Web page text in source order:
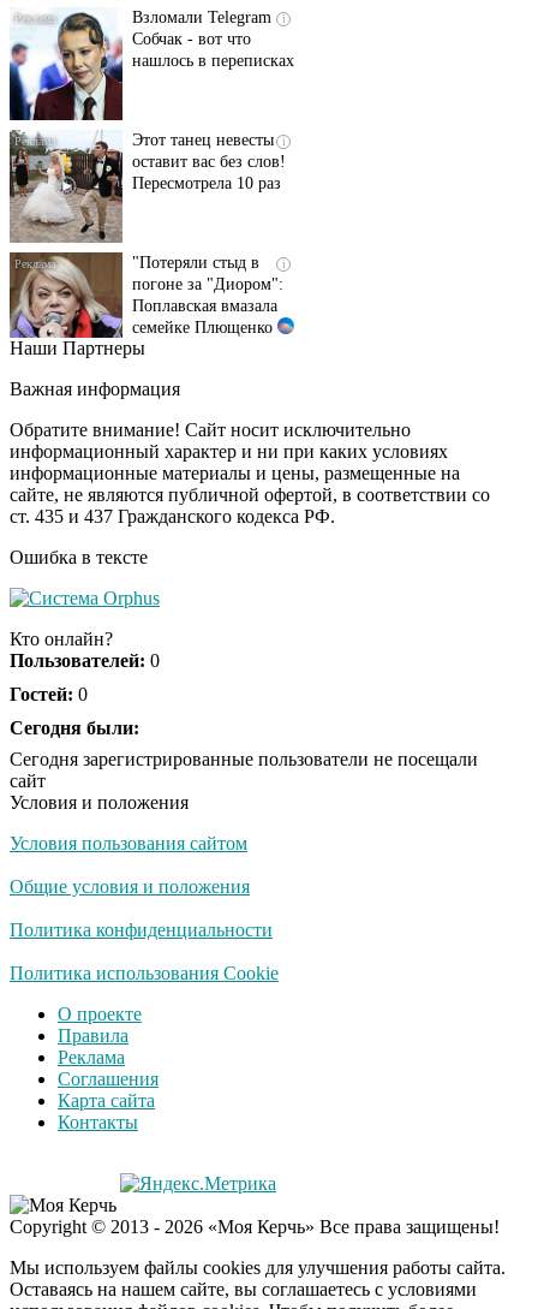
Собчак - вот что
нашлось в переписках
оставит вас без слов!
Пересмотрела 10 раз
погоне за "Диором":
Поплавская вмазала
семейке Плющенко
Ржу не переставая, это
не раз
i
Ролик длится пару
секунд, но вы будете в
шоке от увиденного
Ролик из Омска: вы
Королева вагона
оставит равнодушным
Наши Партнеры
Важная информация
Обратите внимание! Сайт носит исключительно
информационный характер и ни при каких условиях
информационные материалы и цены, размещенные на
сайте, не являются публичной офертой, в соответствии со
ст. 435 и 437 Гражданского кодекса РФ.
Ошибка в тексте
Кто онлайн?
Пользователей: 0
Гостей: 0
Сегодня были:
Сегодня зарегистрированные пользователи не посещали
сайт
Условия и положения
Условия пользования сайтом
Общие условия и положения
Политика конфиденциальности
Политика использования Cookie
О проекте
Правила
Реклама
Соглашения
Карта сайта
Контакты
Copyright © 2013 - 2026 «Моя Керчь» Все права защищены!
Мы используем файлы cookies для улучшения работы сайта.
Оставаясь на нашем сайте, вы соглашаетесь с условиями